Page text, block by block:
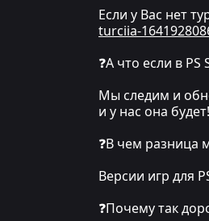
Если у Вас нет
turciia-
❓А что если в
Мы следим и
и у нас она
❓В чем разница
Версии игр для
❓Почему так